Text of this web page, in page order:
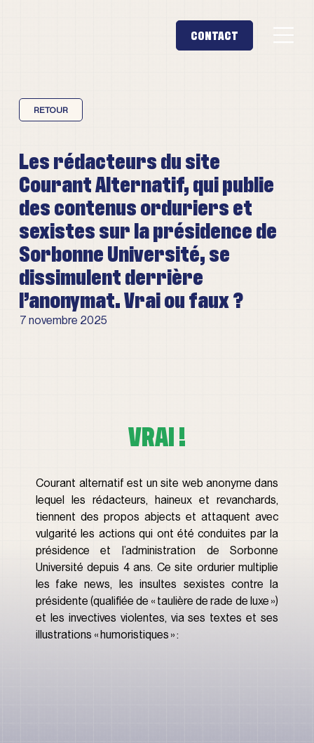
VRAI !
Courant alternatif est un site web anonyme dans
lequel les rédacteurs, haineux et revanchards,
tiennent des propos abjects et attaquent avec
vulgarité les actions qui ont été conduites par la
présidence et l’administration de Sorbonne
Université depuis 4 ans. Ce site ordurier multiplie
les fake news, les insultes sexistes contre la
présidente (qualifiée de « taulière de rade de luxe »)
et les invectives violentes, via ses textes et ses
illustrations « humoristiques » :
RETOUR
Les rédacteurs du site
Courant Alternatif, qui publie
des contenus orduriers et
sexistes sur la présidence de
Sorbonne Université, se
dissimulent derrière
l’anonymat. Vrai ou faux ?
7 novembre 2025